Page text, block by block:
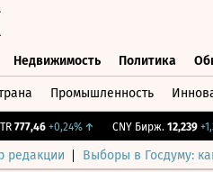
Недвижимость Политика
Промышленность
777,46 +0,24%↑ CNY Бирж. 12,239
редакции Выборы в Госдуму: